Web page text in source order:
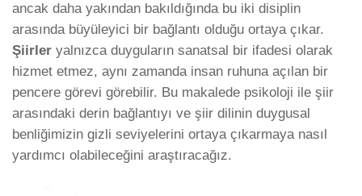
ancak daha yakından bakıldığında bu iki disiplin
arasında büyüleyici bir bağlantı olduğu ortaya çıkar.
Şiirler yalnızca duyguların sanatsal bir ifadesi olarak
hizmet etmez, aynı zamanda insan ruhuna açılan bir
pencere görevi görebilir. Bu makalede psikoloji ile şiir
arasındaki derin bağlantıyı ve şiir dilinin duygusal
benliğimizin gizli seviyelerini ortaya çıkarmaya nasıl
yardımcı olabileceğini araştıracağız.